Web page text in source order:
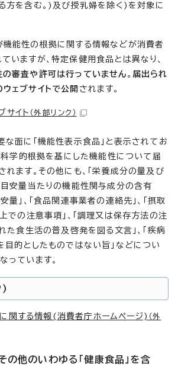
方を含む。)及び授乳婦を除く)を対象に
機能性の根拠に関する情報などが消費者
いますが、特定保健用食品とは異なり、
審査や許可は行っていません 。 届出られ
ェブサイトで公開 されます。
サイト （外部リンク）
な面に「機能性表示食品」と表示されてお
「科学的根拠を基にした機能性について届
れます。その他にも、「栄養成分の量及び
目安量当たりの機能性関与成分の含有
量」、「食品関連事業者の連絡先」、「摂取
上での注意事項」、「調理又は保存方法の注
れた食生活の普及啓発を図る文言」、「疾病
目的としたものではない旨」などについ
っています。
)
関する情報(消費者庁ホームページ) （外
他のいわゆる「健康食品」を含